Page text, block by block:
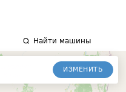
Найти машины
ИЗМЕНИТЬ